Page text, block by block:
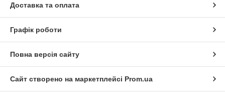
Доставка та оплата
Графік роботи
Повна версія сайту
Сайт створено на маркетплейсі Prom.ua